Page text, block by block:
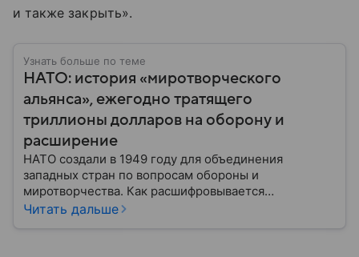
и также закрыть».
Узнать больше по теме
НАТО: история «миротворческого
альянса», ежегодно тратящего
триллионы долларов на оборону и
расширение
НАТО создали в 1949 году для объединения
западных стран по вопросам обороны и
миротворчества. Как расшифровывается
аббревиатура, для чего задумывали группировку и к
Читать дальше